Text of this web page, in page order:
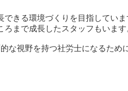
できる環境づくりを目指してい
ろまで成長したスタッフもいます
な視野を持つ社労士になるため